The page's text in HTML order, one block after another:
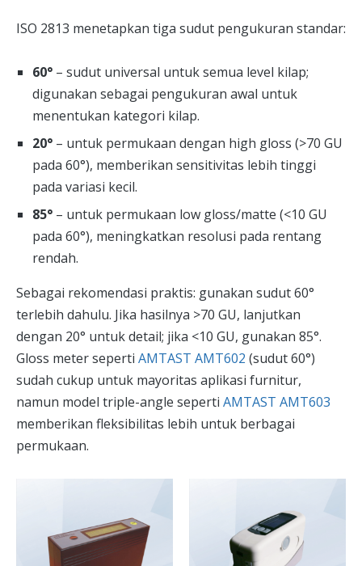
ISO 2813 menetapkan tiga sudut pengukuran standar:
60° – sudut universal untuk semua level kilap;
digunakan sebagai pengukuran awal untuk
menentukan kategori kilap.
20° – untuk permukaan dengan high gloss (>70 GU
pada 60°), memberikan sensitivitas lebih tinggi
pada variasi kecil.
85° – untuk permukaan low gloss/matte (<10 GU
pada 60°), meningkatkan resolusi pada rentang
rendah.
Sebagai rekomendasi praktis: gunakan sudut 60°
terlebih dahulu. Jika hasilnya >70 GU, lanjutkan
dengan 20° untuk detail; jika <10 GU, gunakan 85°.
Gloss meter seperti AMTAST AMT602 (sudut 60°)
sudah cukup untuk mayoritas aplikasi furnitur,
namun model triple-angle seperti AMTAST AMT603
memberikan fleksibilitas lebih untuk berbagai
permukaan.